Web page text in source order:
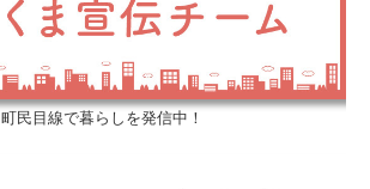
町民目線で暮らしを発信中！